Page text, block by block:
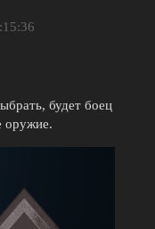
будет боец
оружие.